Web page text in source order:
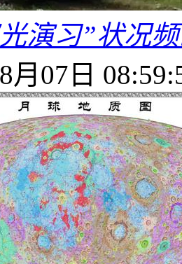
演习”状况
月07日